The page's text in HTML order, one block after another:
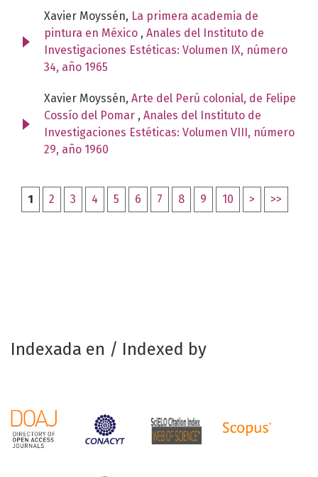
Xavier Moyssén, La primera academia de
pintura en México , Anales del Instituto de
Investigaciones Estéticas: Volumen IX, número
34, año 1965
Xavier Moyssén, Arte del Perú colonial, de Felipe
Cossío del Pomar , Anales del Instituto de
Investigaciones Estéticas: Volumen VIII, número
29, año 1960
1 2 3 4 5 6 7 8 9 10 > >>
Indexada en / Indexed by